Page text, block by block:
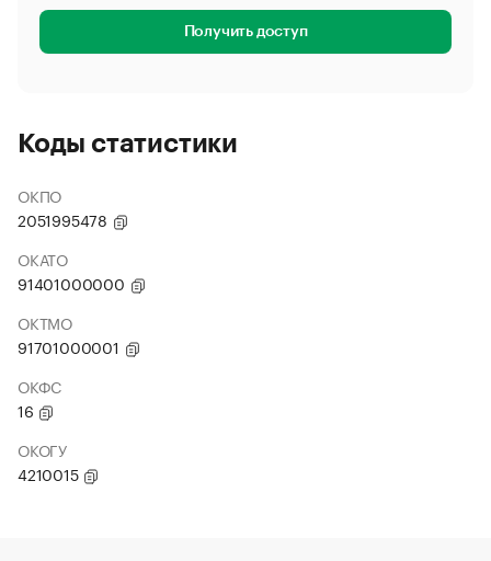
Получить доступ
Коды статистики
ОКПО
2051995478
ОКАТО
91401000000
ОКТМО
91701000001
ОКФС
16
ОКОГУ
4210015